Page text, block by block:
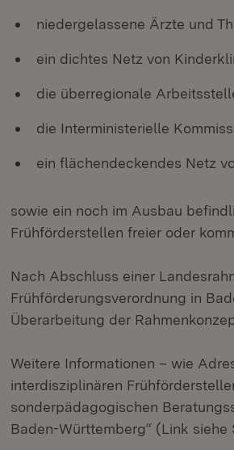
niedergelassene Ärzte und
ein dichtes Netz von
die überregionale
die Interministerielle
ein flächendeckendes Netz
sowie ein noch im Ausbau
Frühförderstellen freier oder
Nach Abschluss einer
Frühförderungsverordnung in
Überarbeitung der
Weitere Informationen – wie
interdisziplinären
sonderpädagogischen
Baden-Württemberg“ (Link siehe